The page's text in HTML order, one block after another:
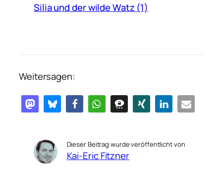
Silia und der wilde Watz (1)
Weitersagen:
Dieser Beitrag wurde veröffentlicht von
Kai-Eric Fitzner